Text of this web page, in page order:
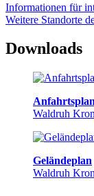
Infor­ma­tio­nen für
Weitere Stand­orte
Downloads
Anfahrts­plan
Waldruh
Gelän­de­plan
Waldruh